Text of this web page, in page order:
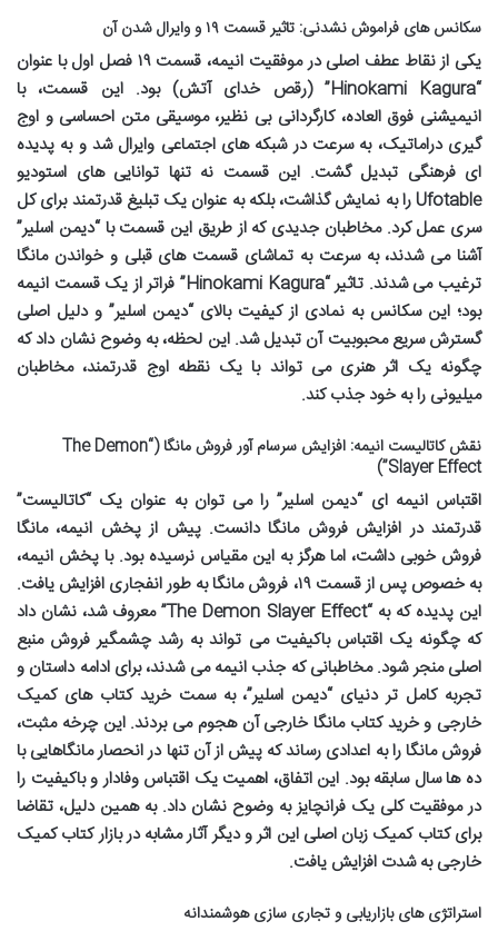
سکانس های فراموش نشدنی: تاثیر قسمت ۱۹ و وایرال شدن آن
یکی از نقاط عطف اصلی در موفقیت انیمه، قسمت ۱۹ فصل اول با عنوان
“Hinokami Kagura” (رقص خدای آتش) بود. این قسمت، با
انیمیشنی فوق العاده، کارگردانی بی نظیر، موسیقی متن احساسی و اوج
گیری دراماتیک، به سرعت در شبکه های اجتماعی وایرال شد و به پدیده
ای فرهنگی تبدیل گشت. این قسمت نه تنها توانایی های استودیو
Ufotable را به نمایش گذاشت، بلکه به عنوان یک تبلیغ قدرتمند برای کل
سری عمل کرد. مخاطبان جدیدی که از طریق این قسمت با “دیمن اسلیر”
آشنا می شدند، به سرعت به تماشای قسمت های قبلی و خواندن مانگا
ترغیب می شدند. تاثیر “Hinokami Kagura” فراتر از یک قسمت انیمه
بود؛ این سکانس به نمادی از کیفیت بالای “دیمن اسلیر” و دلیل اصلی
گسترش سریع محبوبیت آن تبدیل شد. این لحظه، به وضوح نشان داد که
چگونه یک اثر هنری می تواند با یک نقطه اوج قدرتمند، مخاطبان
میلیونی را به خود جذب کند.
نقش کاتالیست انیمه: افزایش سرسام آور فروش مانگا (“The Demon
Slayer Effect”)
اقتباس انیمه ای “دیمن اسلیر” را می توان به عنوان یک “کاتالیست”
قدرتمند در افزایش فروش مانگا دانست. پیش از پخش انیمه، مانگا
فروش خوبی داشت، اما هرگز به این مقیاس نرسیده بود. با پخش انیمه،
به خصوص پس از قسمت ۱۹، فروش مانگا به طور انفجاری افزایش یافت.
این پدیده که به “The Demon Slayer Effect” معروف شد، نشان داد
که چگونه یک اقتباس باکیفیت می تواند به رشد چشمگیر فروش منبع
اصلی منجر شود. مخاطبانی که جذب انیمه می شدند، برای ادامه داستان و
تجربه کامل تر دنیای “دیمن اسلیر”، به سمتخرید کتاب های کمیک
خارجی وخرید کتاب مانگا خارجیآن هجوم می بردند. این چرخه مثبت،
فروش مانگا را به اعدادی رساند که پیش از آن تنها در انحصار مانگاهایی با
ده ها سال سابقه بود. این اتفاق، اهمیت یک اقتباس وفادار و باکیفیت را
در موفقیت کلی یک فرانچایز به وضوح نشان داد. به همین دلیل، تقاضا
برایکتاب کمیک زبان اصلی این اثر و دیگر آثار مشابه در بازارکتاب کمیک
خارجیبه شدت افزایش یافت.
استراتژی های بازاریابی و تجاری سازی هوشمندانه